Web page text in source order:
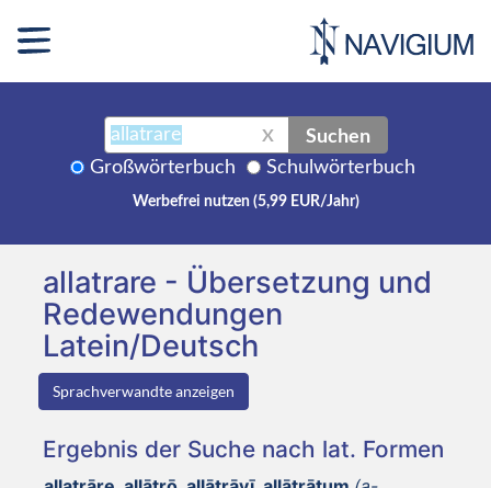
X Suchen
Großwörterbuch Schulwörterbuch
Werbefrei nutzen (5,99 EUR/Jahr)
allatrare - Übersetzung und
Redewendungen
Latein/Deutsch
Sprachverwandte anzeigen
Ergebnis der Suche nach lat. Formen